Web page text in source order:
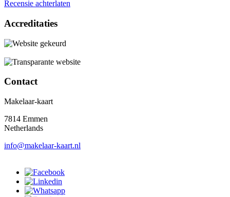
Recensie achterlaten
Accreditaties
Contact
Makelaar-kaart
7814 Emmen
Netherlands
info@makelaar-kaart.nl